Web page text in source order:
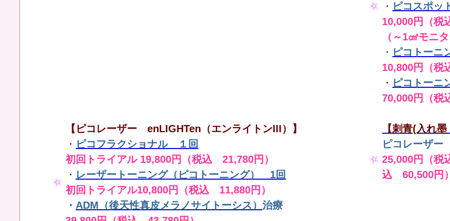
・ ピコスポッ
10,000円（
（～1㎠モニ
・ ピコトー
10,800円（税
・ ピコトー
70,000円（税
【ピコレーザー enLIGHTen（エンライトンIII）】
・ ピコフラクショナル １回
初回トライアル 19,800円（税込 21,780円）
・ レーザートーニング（ピコトーニング） 1回
初回トライアル10,800円（税込 11,880円）
・ ADM（後天性真皮メラノサイトーシス） 治療
【刺青(入れ
ピコレーザー
25,000円（税
込 60,500円